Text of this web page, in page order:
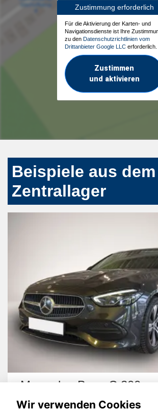
Zustimmung erforderlich
Für die Aktivierung der Karten- und
Navigationsdienste ist Ihre
zu den Datenschutzrichtlinien vom
Drittanbieter Google LLC erforderlich.
Zustimmen
und aktivieren
Beispiele aus dem
Zentrallager
Mercedes-Benz C 200
Wir verwenden Cookies